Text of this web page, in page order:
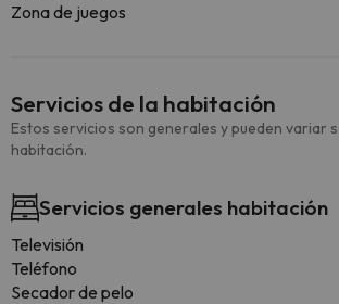
Zona de juegos
Servicios de la habitación
Estos servicios son generales y pueden variar
habitación.
Servicios generales habitación
Televisión
Teléfono
Secador de pelo